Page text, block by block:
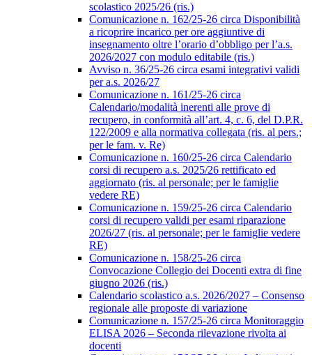
scolastico 2025/26 (ris.)
Comunicazione n. 162/25-26 circa Disponibilità
a ricoprire incarico per ore aggiuntive di
insegnamento oltre l’orario d’obbligo per l’a.s.
2026/2027 con modulo editabile (ris.)
Avviso n. 36/25-26 circa esami integrativi validi
per a.s. 2026/27
Comunicazione n. 161/25-26 circa
Calendario/modalità inerenti alle prove di
recupero, in conformità all’art. 4, c. 6, del D.P.R.
122/2009 e alla normativa collegata (ris. al pers.;
per le fam. v. Re)
Comunicazione n. 160/25-26 circa Calendario
corsi di recupero a.s. 2025/26 rettificato ed
aggiornato (ris. al personale; per le famiglie
vedere RE)
Comunicazione n. 159/25-26 circa Calendario
corsi di recupero validi per esami riparazione
2026/27 (ris. al personale; per le famiglie vedere
RE)
Comunicazione n. 158/25-26 circa
Convocazione Collegio dei Docenti extra di fine
giugno 2026 (ris.)
Calendario scolastico a.s. 2026/2027 – Consenso
regionale alle proposte di variazione
Comunicazione n. 157/25-26 circa Monitoraggio
ELISA 2026 – Seconda rilevazione rivolta ai
docenti